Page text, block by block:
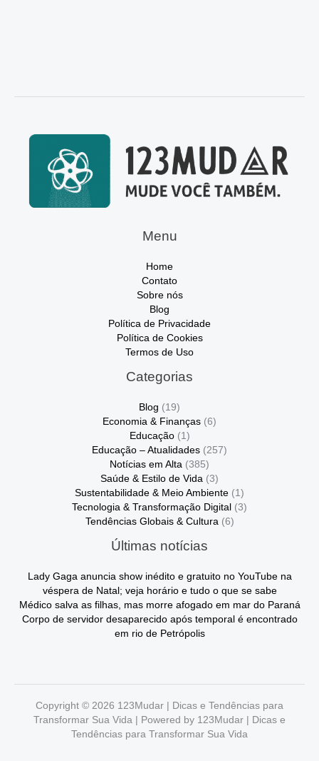
Menu
Home
Contato
Sobre nós
Blog
Política de Privacidade
Política de Cookies
Termos de Uso
Categorias
Blog (19)
Economia & Finanças (6)
Educação(1)
Educação – Atualidades (257)
Notícias em Alta (385)
Saúde & Estilo de Vida (3)
Sustentabilidade & Meio Ambiente (1)
Tecnologia & Transformação Digital (3)
Tendências Globais & Cultura (6)
Últimas notícias
Lady Gaga anuncia show inédito e gratuito no YouTube na
véspera de Natal; veja horário e tudo o que se sabe
Médico salva as filhas, mas morre afogado em mar do Paraná
Corpo de servidor desaparecido após temporal é encontrado
em rio de Petrópolis
Copyright © 2026 123Mudar | Dicas e Tendências para
Transformar Sua Vida | Powered by 123Mudar | Dicas e
Tendências para Transformar Sua Vida